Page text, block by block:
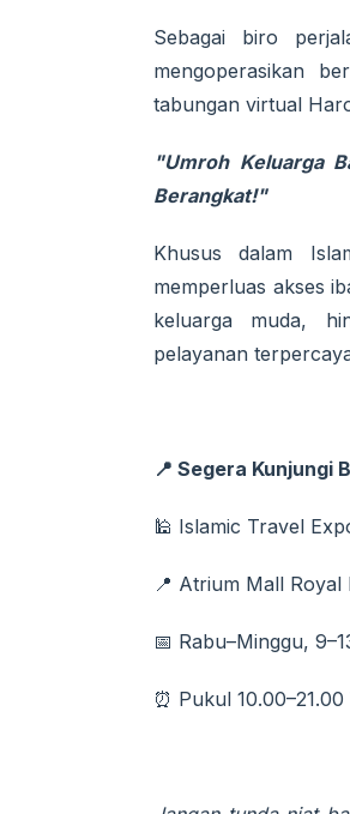
Sebagai biro
mengoperasikan
tabungan virtual
"Umroh Keluarga
Berangkat!"
Khusus dalam
memperluas akses
keluarga muda,
pelayanan
📍 Segera Kunjungi
🕌 Islamic Travel
📍 Atrium Mall
📅 Rabu–Minggu,
⏰ Pukul